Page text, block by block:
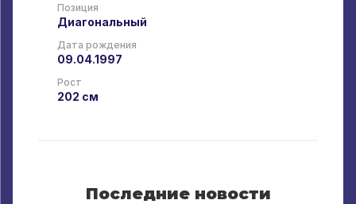
Позиция
Диагональный
Дата рождения
09.04.1997
Рост
202 см
Последние новости